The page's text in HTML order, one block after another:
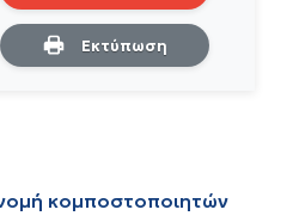
Εκτύπωση
κομποστοποιητών